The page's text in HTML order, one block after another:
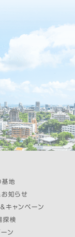
基地
お知らせ
キャンペーン
探検
ン